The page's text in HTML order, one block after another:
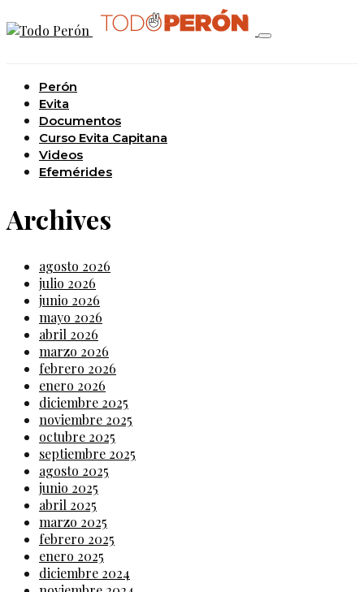
Perón
Evita
Documentos
Curso Evita Capitana
Videos
Efemérides
Archives
agosto 2026
julio 2026
junio 2026
mayo 2026
abril 2026
marzo 2026
febrero 2026
enero 2026
diciembre 2025
noviembre 2025
octubre 2025
septiembre 2025
agosto 2025
junio 2025
abril 2025
marzo 2025
febrero 2025
enero 2025
diciembre 2024